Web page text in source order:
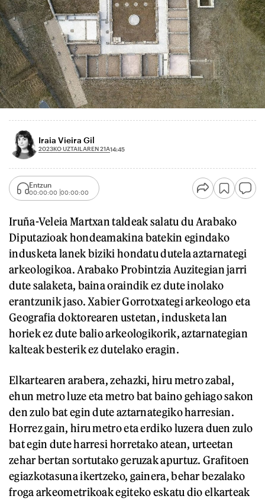
Iraia Vieira Gil
2023KO UZTAILAREN 21A14:45
Entzun
00:00:00 00:00:00
Iruña-Veleia Martxan taldeak salatu du Arabako
Diputazioak hondeamakina batekin egindako
indusketa lanek biziki hondatu dutela aztarnategi
arkeologikoa. Arabako Probintzia Auzitegian jarri
dute salaketa, baina oraindik ez dute inolako
erantzunik jaso. Xabier Gorrotxategi arkeologo eta
Geografia doktorearen ustetan, indusketa lan
horiek ez dute balio arkeologikorik, aztarnategian
kalteak besterik ez dutelako eragin.
Elkartearen arabera, zehazki, hiru metro zabal,
ehun metro luze eta metro bat baino gehiago sakon
den zulo bat egin dute aztarnategiko harresian.
Horrez gain, hiru metro eta erdiko luzera duen zulo
bat egin dute harresi horretako atean, urteetan
zehar bertan sortutako geruzak apurtuz. Grafitoen
egiazkotasuna ikertzeko, gainera, behar bezalako
froga arkeometrikoak egiteko eskatu dio elkarteak